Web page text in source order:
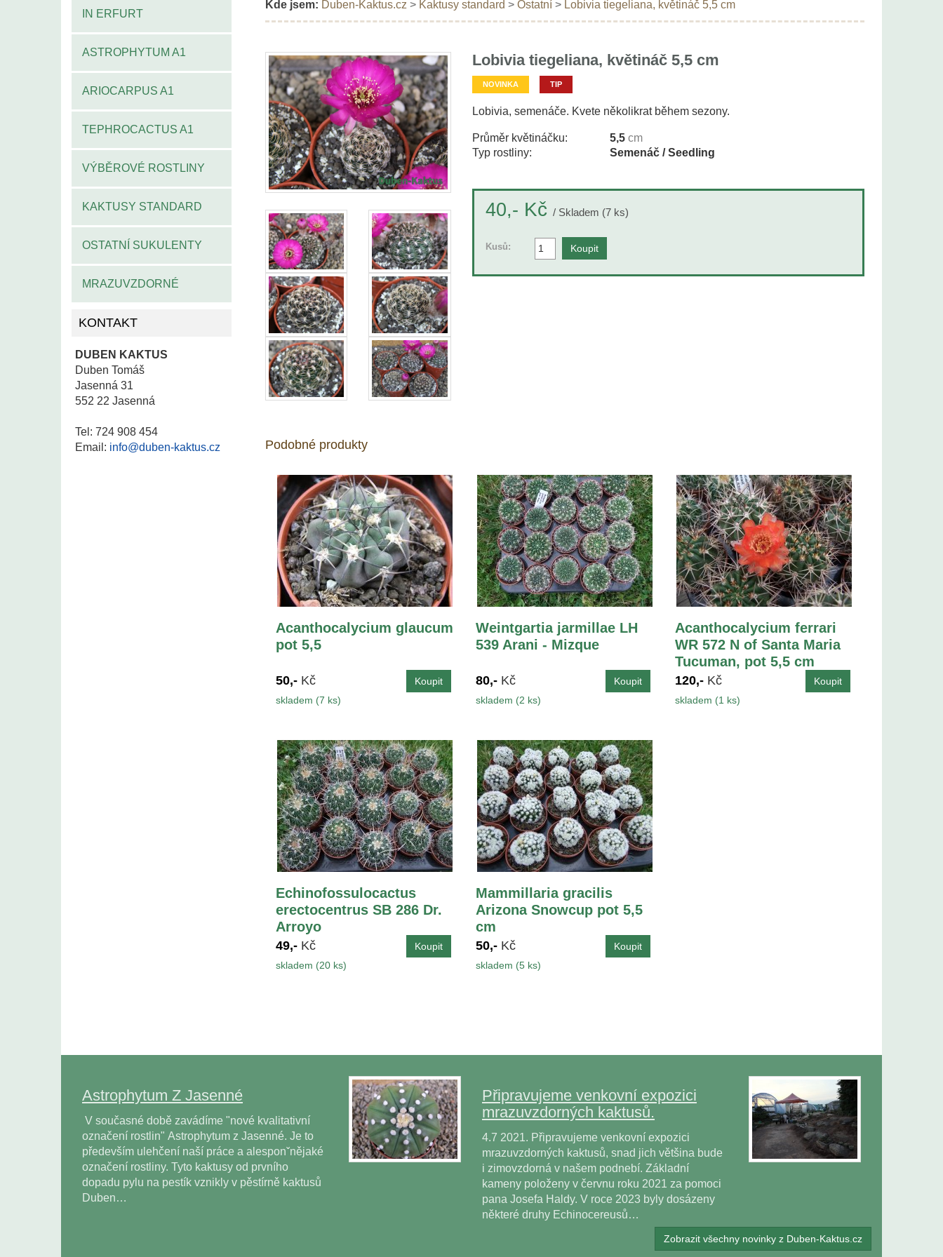
IN ERFURT
ASTROPHYTUM A1
ARIOCARPUS A1
TEPHROCACTUS A1
VÝBĚROVÉ ROSTLINY
KAKTUSY STANDARD
OSTATNÍ SUKULENTY
MRAZUVZDORNÉ
KONTAKT
DUBEN KAKTUS
Duben Tomáš
Jasenná 31
552 22 Jasenná
Tel: 724 908 454
Email: info@duben-kaktus.cz
Kde jsem: Duben-Kaktus.cz > Kaktusy standard > Ostatní> Lobivia tiegeliana, květináč 5,5 cm
Lobivia tiegeliana, květináč 5,5 cm
NOVINKA TIP
Lobivia, semenáče. Kvete několikrat během sezony.
Průměr květináčku: 5,5 cm
Typ rostliny:
Semenáč / Seedling
40,- Kč / Skladem (7 ks)
Kusů:
Podobné produkty
Acanthocalycium glaucum
pot 5,5
50,- Kč
skladem (7 ks)
Weintgartia jarmillae LH
539 Arani - Mizque
80,- Kč
skladem (2 ks)
Acanthocalycium ferrari
WR 572 N of Santa Maria
Tucuman, pot 5,5 cm
120,- Kč
skladem (1 ks)
Echinofossulocactus
erectocentrus SB 286 Dr.
Arroyo
49,- Kč
skladem (20 ks)
Mammillaria gracilis
Arizona Snowcup pot 5,5
cm
50,- Kč
skladem (5 ks)
Astrophytum Z Jasenné
V současné době zavádíme "nové kvalitativní
označení rostlin" Astrophytum z Jasenné. Je to
především ulehčení naší práce a alesponˇnějaké
označení rostliny. Tyto kaktusy od prvního
dopadu pylu na pestík vznikly v pěstírně kaktusů
Duben…
Připravujeme venkovní expozici
mrazuvzdorných kaktusů.
4.7 2021. Připravujeme venkovní expozici
mrazuvzdorných kaktusů, snad jich většina bude
i zimovzdorná v našem podnebí. Základní
kameny položeny v červnu roku 2021 za pomoci
pana Josefa Haldy. V roce 2023 byly dosázeny
některé druhy Echinocereusů…
Zobrazit všechny novinky z Duben-Kaktus.cz